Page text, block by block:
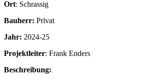
Ort: Schrassig
Bauherr: Privat
Jahr: 2024-25
Projektleiter: Frank Enders
Beschreibung: